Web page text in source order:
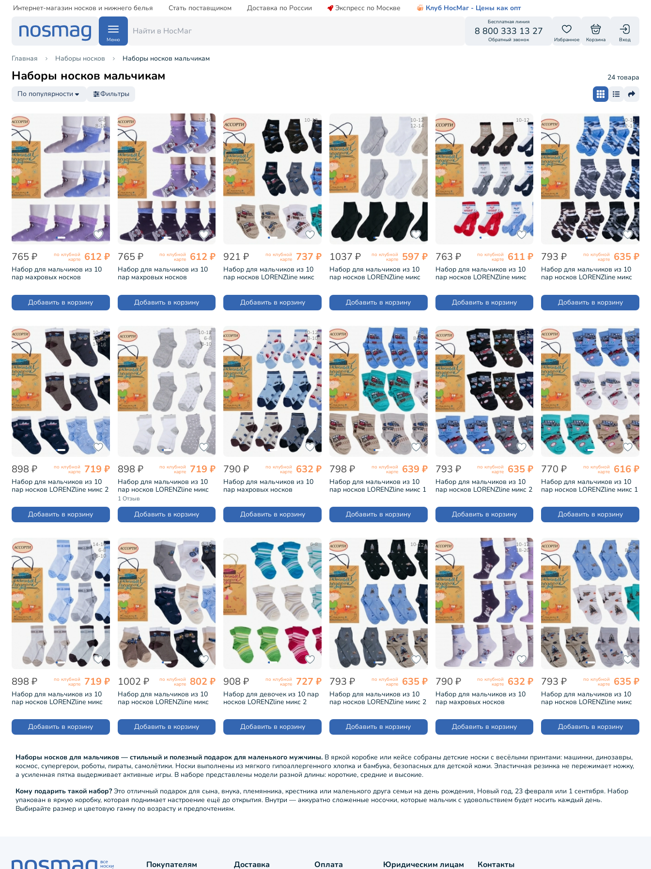
Интернет-магазин носков и нижнего белья Стать поставщиком Доставка по России Экспресс по Москве Клуб НосМаг - Цены как опт
Меню
Бесплатная линия
8 800 333 13 27
Обратный звонок Избранное Корзина Вход
Главная Наборы носков Наборы носков мальчикам
Наборы носков мальчикам
24 товара
По популярности
Фильтры
6-8
8-10
765 ₽ по клубной
карте 612 ₽
Набор для мальчиков из 10
пар махровых носков
Добавить в корзину
12-14
765 ₽ по клубной
карте 612 ₽
Набор для мальчиков из 10
пар махровых носков
Добавить в корзину
10-12
921 ₽ по клубной
карте 737 ₽
Набор для мальчиков из 10
пар носков LORENZline микс
Добавить в корзину
10-12
12-14
1037 ₽ по клубной
карте 597 ₽
Набор для мальчиков из 10
пар носков LORENZline микс
Добавить в корзину
10-12
763 ₽ по клубной
карте 611 ₽
Набор для мальчиков из 10
пар носков LORENZline микс
Добавить в корзину
10-12
12-14
793 ₽ по клубной
карте 635 ₽
Набор для мальчиков из 10
пар носков LORENZline микс
Добавить в корзину
10-12
12-14
14-16
898 ₽ по клубной
карте 719 ₽
Набор для мальчиков из 10
пар носков LORENZline микс 2
Добавить в корзину
10-12
6-8
8-10
898 ₽ по клубной
карте 719 ₽
Набор для мальчиков из 10
пар носков LORENZline микс
(Л103-10)
1 Отзыв
Добавить в корзину
10-12
8-10
790 ₽ по клубной
карте 632 ₽
Набор для мальчиков из 10
пар махровых носков
Добавить в корзину
6-8
8-10
798 ₽ по клубной
карте 639 ₽
Набор для мальчиков из 10
пар носков LORENZline микс 1
Добавить в корзину
10-12
14-16
793 ₽ по клубной
карте 635 ₽
Набор для мальчиков из 10
пар носков LORENZline микс 2
Добавить в корзину
6-8
8-10
770 ₽ по клубной
карте 616 ₽
Набор для мальчиков из 10
пар носков LORENZline микс 1
Добавить в корзину
14-16
6-8
8-10
898 ₽ по клубной
карте 719 ₽
Набор для мальчиков из 10
пар носков LORENZline микс
Добавить в корзину
8-10
1002 ₽ по клубной
карте 802 ₽
Набор для мальчиков из 10
пар носков LORENZline микс
Добавить в корзину
6-8
908 ₽ по клубной
карте 727 ₽
Набор для девочек из 10 пар
носков LORENZline микс 2
Добавить в корзину
10-12
793 ₽ по клубной
карте 635 ₽
Набор для мальчиков из 10
пар носков LORENZline микс 2
Добавить в корзину
10-12
18-20
790 ₽ по клубной
карте 632 ₽
Набор для мальчиков из 10
пар махровых носков
Добавить в корзину
6-8
8-10
793 ₽ по клубной
карте 635 ₽
Набор для мальчиков из 10
пар носков LORENZline микс
Добавить в корзину
Наборы носков для мальчиков — стильный и полезный подарок для маленького мужчины. В яркой коробке или кейсе собраны детские носки с весёлыми принтами: машинки, динозавры,
космос, супергерои, роботы, пираты, самолётики. Носки выполнены из мягкого гипоаллергенного хлопка и бамбука, безопасных для детской кожи. Эластичная резинка не пережимает ножку,
а усиленная пятка выдерживает активные игры. В наборе представлены модели разной длины: короткие, средние и высокие.
Кому подарить такой набор?Это отличный подарок для сына, внука, племянника, крестника или маленького друга семьи на день рождения, Новый год, 23 февраля или 1 сентября. Набор
упакован в яркую коробку, которая поднимает настроение ещё до открытия. Внутри — аккуратно сложенные носочки, которые мальчик с удовольствием будет носить каждый день.
Выбирайте размер и цветовую гамму по возрасту и предпочтениям.
Покупателям Доставка Оплата Юридическим лицам Контакты